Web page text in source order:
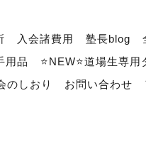
入会諸費用 塾長blog
用品
⭐NEW⭐道場生専用
のしおり お問い合わせ